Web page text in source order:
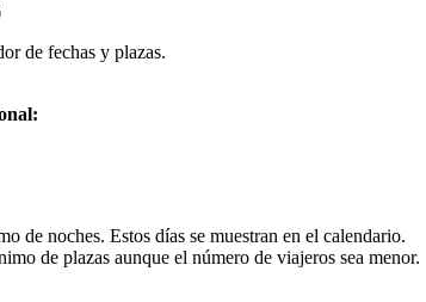
de fechas y plazas.
de noches. Estos días se muestran en el calendario.
de plazas aunque el número de viajeros sea menor.